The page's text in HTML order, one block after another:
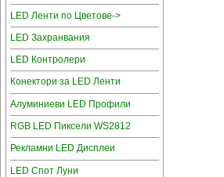
LED Ленти по Цветове->
LED Захранвания
LED Контролери
Конектори за LED Ленти
Алуминиеви LED Профили
RGB LED Пиксели WS2812
Рекламни LED Дисплеи
LED Спот Луни